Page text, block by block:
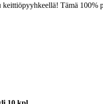
Tämä 100%